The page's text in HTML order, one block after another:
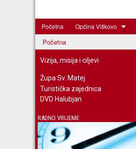
Općina
Viškovo
Početna Općina Viškovo
Početna
Vizija, misija i ciljevi
Župa Sv. Matej
Turistička zajednica
DVD Halubjan
RADNO VRIJEME